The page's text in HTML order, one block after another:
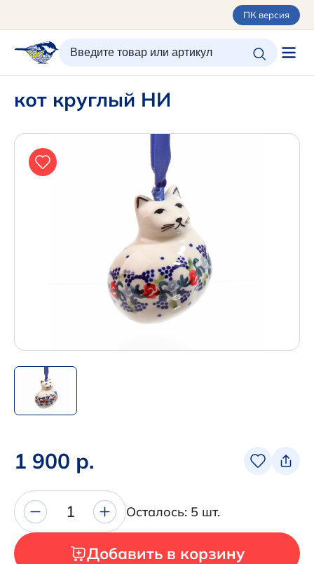
ПК версия
ИЗБРАННОЕ ВХОД/РЕГИСТРАЦИЯ КОРЗИНА
Орнаменты
О керамике
Оплата и доставка
Подарочные карты
Новинки
+7 (495) 680-44-95 /
+7 (495) 680-92-00
Написать нам в Телеграм
+7 (925) 294-91-85
кот круглый НИ
1 900 р.
1 Осталось: 5 шт.
Добавить в корзину